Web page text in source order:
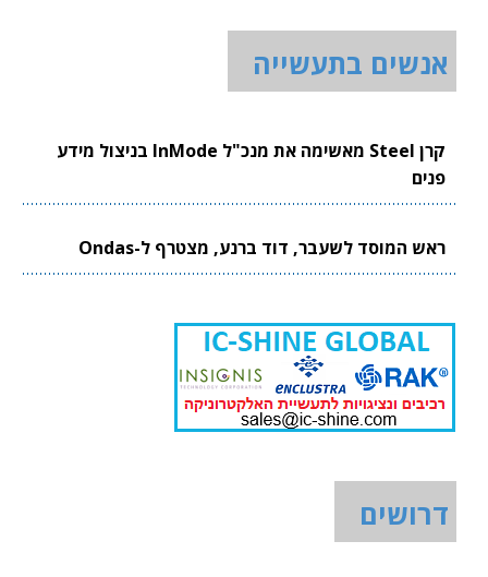
אנשים בתעשייה
קרן Steel מאשימה את מנכ"ל InMode בניצול מידע
פנים
ראש המוסד לשעבר, דוד ברנע, מצטרף ל-Ondas
דרושים